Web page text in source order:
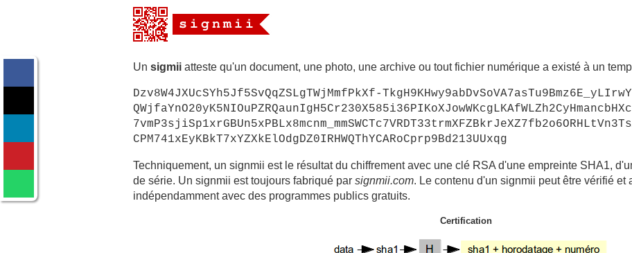
Un sigmii atteste qu'un document, une photo, une archive ou tout fichier numérique a existé à un
Dzv8W4JXUcSYh5Jf5SvQqZSLgTWjMmfPkXf-
CPM741xEyKBkT7xYZXkElOdgDZ0IRHWQThYCARoCprp9Bd213UUxqg
Techniquement, un signmii est le résultat du chiffrement avec une clé RSA d'une empreinte SHA1,
de série. Un signmii est toujours fabriqué par signmii.com. Le contenu d'un signmii peut être vérifié et
indépendamment avec des programmes publics gratuits.
Certification